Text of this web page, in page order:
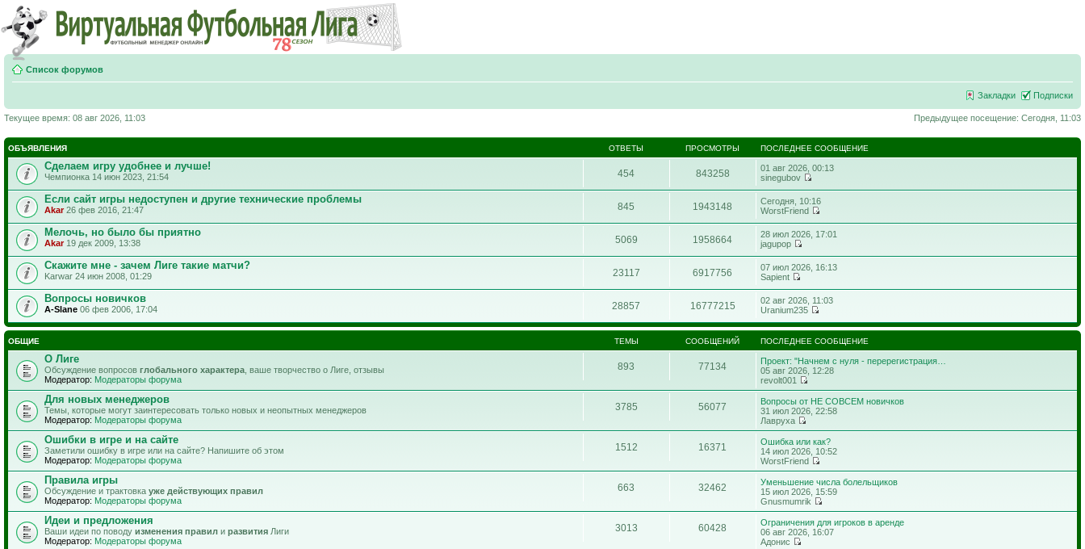
Список форумов
Закладки Подписки
Предыдущее посещение: Сегодня, 11:03
Текущее время: 08 авг 2026, 11:03
ОБЪЯВЛЕНИЯ ОТВЕТЫ ПРОСМОТРЫ ПОСЛЕДНЕЕ СООБЩЕНИЕ
Сделаем игру удобнее и лучше!
Чемпионка 14 июн 2023, 21:54 454 843258
01 авг 2026, 00:13
sinegubov
Если сайт игры недоступен и другие технические проблемы
Akar26 фев 2016, 21:47 845 1943148
Сегодня, 10:16
WorstFriend
Мелочь, но было бы приятно
Akar19 дек 2009, 13:38 5069 1958664
28 июл 2026, 17:01
jagupop
Скажите мне - зачем Лиге такие матчи?
Karwar 24 июн 2008, 01:29 23117 6917756
07 июл 2026, 16:13
Sapient
Вопросы новичков
A-Slane 06 фев 2006, 17:04 28857 16777215
02 авг 2026, 11:03
Uranium235
ОБЩИЕ ТЕМЫ СООБЩЕНИЙ ПОСЛЕДНЕЕ СООБЩЕНИЕ
О Лиге
Обсуждение вопросов глобального характера , ваше творчество о Лиге, отзывы
Модератор: Модераторы форума
893 77134
Проект: "Начнем с нуля - перерегистрация…
05 авг 2026, 12:28
revolt001
Для новых менеджеров
Темы, которые могут заинтересовать только новых и неопытных менеджеров
Модератор: Модераторы форума
3785 56077
Вопросы от НЕ СОВСЕМ новичков
31 июл 2026, 22:58
Лавруха
Ошибки в игре и на сайте
Заметили ошибку в игре или на сайте? Напишите об этом
Модератор: Модераторы форума
1512 16371
Ошибка или как?
14 июл 2026, 10:52
WorstFriend
Правила игры
Обсуждение и трактовка уже действующих правил
Модератор: Модераторы форума
663 32462
Уменьшение числа болельщиков
15 июл 2026, 15:59
Gnusmumrik
Идеи и предложения
Ваши идеи по поводу изменения правил и развития Лиги
Модератор: Модераторы форума
3013 60428
Ограничения для игроков в аренде
06 авг 2026, 16:07
Адонис